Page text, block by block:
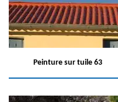
Peinture sur tuile 63